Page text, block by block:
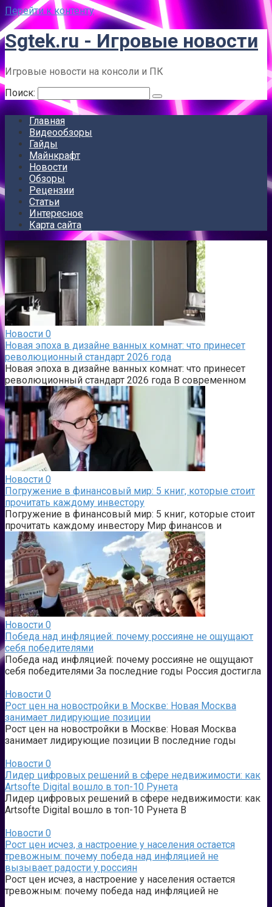
Перейти к контенту
Sgtek.ru - Игровые новости
Игровые новости на консоли и ПК
Поиск:
Главная
Видеообзоры
Гайды
Майнкрафт
Новости
Обзоры
Рецензии
Статьи
Интересное
Карта сайта
Новости 0
Новая эпоха в дизайне ванных комнат: что принесет
революционный стандарт 2026 года
Новая эпоха в дизайне ванных комнат: что принесет
революционный стандарт 2026 года В современном
Новости 0
Погружение в финансовый мир: 5 книг, которые стоит
прочитать каждому инвестору
Погружение в финансовый мир: 5 книг, которые стоит
прочитать каждому инвестору Мир финансов и
Новости 0
Победа над инфляцией: почему россияне не ощущают
себя победителями
Победа над инфляцией: почему россияне не ощущают
себя победителями За последние годы Россия достигла
Новости 0
Рост цен на новостройки в Москве: Новая Москва
занимает лидирующие позиции
Рост цен на новостройки в Москве: Новая Москва
занимает лидирующие позиции В последние годы
Новости 0
Лидер цифровых решений в сфере недвижимости: как
Artsofte Digital вошло в топ-10 Рунета
Лидер цифровых решений в сфере недвижимости: как
Artsofte Digital вошло в топ-10 Рунета В
Новости 0
Рост цен исчез, а настроение у населения остается
тревожным: почему победа над инфляцией не
вызывает радости у россиян
Рост цен исчез, а настроение у населения остается
тревожным: почему победа над инфляцией не